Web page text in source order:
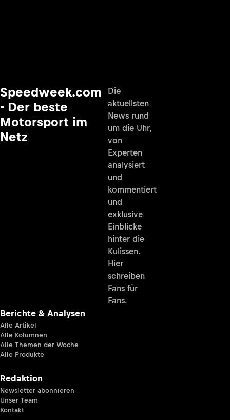
Speedweek.com
- Der beste
Motorsport im
Netz
Die
aktuellsten
News rund
um die Uhr,
von
Experten
analysiert
und
kommentiert
und
exklusive
Einblicke
hinter die
Kulissen.
Hier
schreiben
Fans für
Fans.
Berichte & Analysen
Alle Artikel
Alle Kolumnen
Alle Themen der Woche
Alle Produkte
Redaktion
Newsletter abonnieren
Unser Team
Kontakt